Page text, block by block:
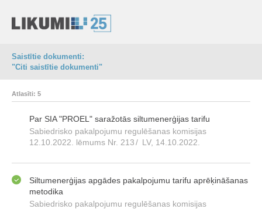
Saistītie dokumenti:
"Citi saistītie dokumenti"
Atlasīti: 5
Par SIA "PROEL" saražotās siltumenerģijas tarifu
Sabiedrisko pakalpojumu regulēšanas komisijas
12.10.2022. lēmums Nr. 213/ LV, 14.10.2022.
Siltumenerģijas apgādes pakalpojumu tarifu aprēķināšanas
metodika
Sabiedrisko pakalpojumu regulēšanas komisijas